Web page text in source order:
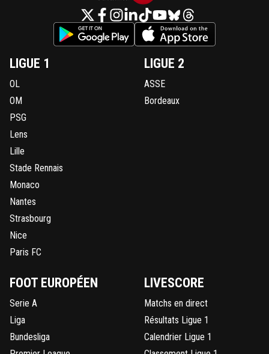
LIGUE 1
OL
OM
PSG
Lens
Lille
Stade Rennais
Monaco
Nantes
Strasbourg
Nice
Paris FC
LIGUE 2
ASSE
Bordeaux
FOOT EUROPÉEN
Serie A
Liga
Bundesliga
LIVESCORE
Matchs en direct
Résultats Ligue 1
Calendrier Ligue 1